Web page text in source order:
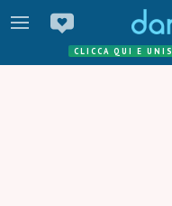
CLICCA QUI E